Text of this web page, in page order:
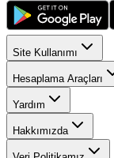
Site Kullanımı
Hesaplama Araçları
Yardım
Hakkımızda